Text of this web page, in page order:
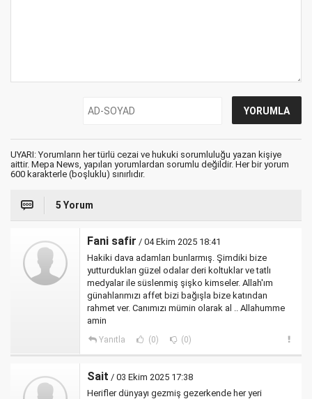
UYARI: Yorumların her türlü cezai ve hukuki sorumluluğu yazan kişiye
aittir. Mepa News, yapılan yorumlardan sorumlu değildir. Her bir yorum
600 karakterle (boşluklu) sınırlıdır.
5 Yorum
Fani safir / 04 Ekim 2025 18:41
Hakiki dava adamları bunlarmış. Şimdiki bize
yutturdukları güzel odalar deri koltuklar ve tatlı
medyalar ile süslenmiş şişko kimseler. Allah'ım
günahlarımızı affet bizi bağışla bize katından
rahmet ver. Canımızı mümin olarak al .. Allahumme
amin
Yanıtla (0) (0)
Sait / 03 Ekim 2025 17:38
Herifler dünyayı gezmiş gezerkende her yeri